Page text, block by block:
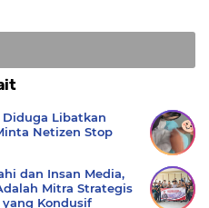
Diduga Libatkan
Netizen Stop
dan Insan Media,
Mitra Strategis
Kondusif